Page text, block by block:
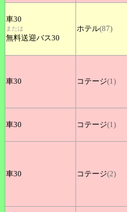
車30
または
無料送迎バス30
ホテル(87)
車30 コテージ(1)
車30 コテージ(1)
車30 コテージ(2)